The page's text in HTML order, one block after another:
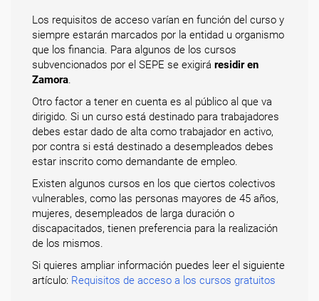
Los requisitos de acceso varían en función del curso y
siempre estarán marcados por la entidad u organismo
que los financia. Para algunos de los cursos
subvencionados por el SEPE se exigirá residir en
Zamora.
Otro factor a tener en cuenta es al público al que va
dirigido. Si un curso está destinado para trabajadores
debes estar dado de alta como trabajador en activo,
por contra si está destinado a desempleados debes
estar inscrito como demandante de empleo.
Existen algunos cursos en los que ciertos colectivos
vulnerables, como las personas mayores de 45 años,
mujeres, desempleados de larga duración o
discapacitados, tienen preferencia para la realización
de los mismos.
Si quieres ampliar información puedes leer el siguiente
artículo: Requisitos de acceso a los cursos gratuitos